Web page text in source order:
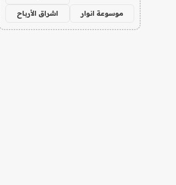
موسوعة انوار اشراق الأرباح